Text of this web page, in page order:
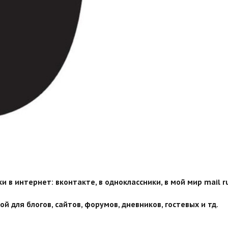
в интернет: вконтакте, в одноклассники, в мой мир mail
для блогов, сайтов, форумов, дневников, гостевых и тд.